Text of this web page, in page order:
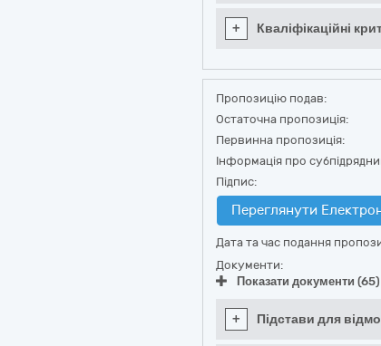
+ Кваліфікаційні
Пропозицію подав:
Остаточна пропозиція:
Первинна пропозиція:
Інформація про
Підпис:
Переглянути
Дата та час подання
Документи:
Показати документи (65)
+ Підстави для